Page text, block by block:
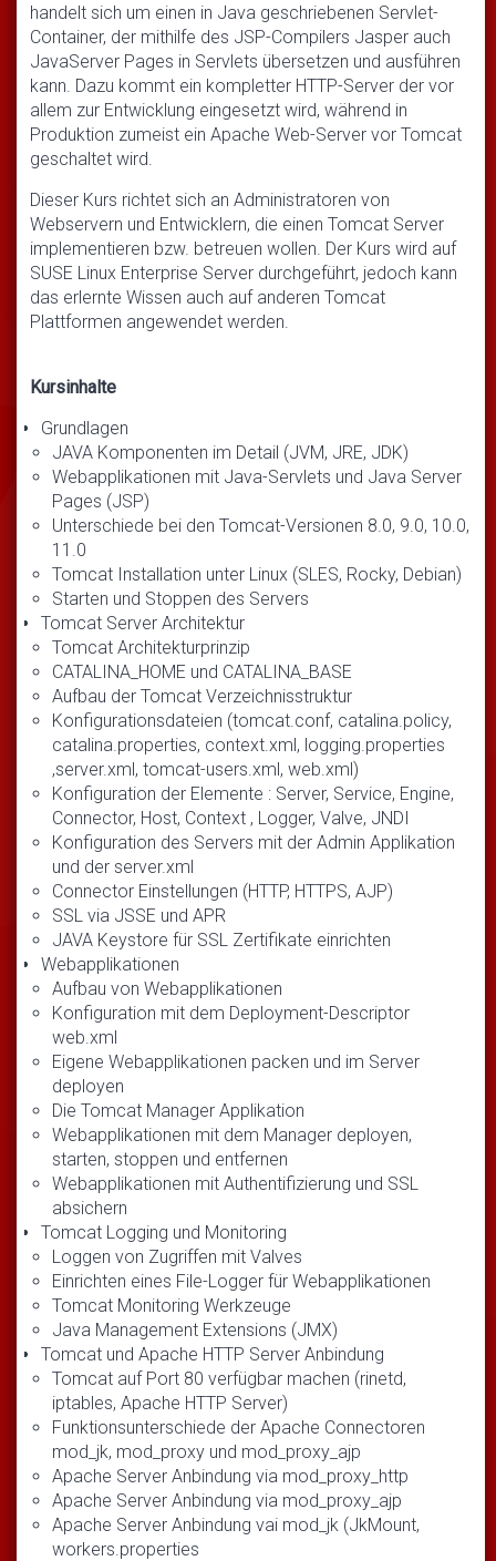
handelt sich um einen in Java geschriebenen Servlet-
Container, der mithilfe des JSP-Compilers Jasper auch
JavaServer Pages in Servlets übersetzen und ausführen
kann. Dazu kommt ein kompletter HTTP-Server der vor
allem zur Entwicklung eingesetzt wird, während in
Produktion zumeist ein Apache Web-Server vor Tomcat
geschaltet wird.
Dieser Kurs richtet sich an Administratoren von
Webservern und Entwicklern, die einen Tomcat Server
implementieren bzw. betreuen wollen. Der Kurs wird auf
SUSE Linux Enterprise Server durchgeführt, jedoch kann
das erlernte Wissen auch auf anderen Tomcat
Plattformen angewendet werden.
Kursinhalte
Grundlagen
JAVA Komponenten im Detail (JVM, JRE, JDK)
Webapplikationen mit Java-Servlets und Java Server
Pages (JSP)
Unterschiede bei den Tomcat-Versionen 8.0, 9.0, 10.0,
11.0
Tomcat Installation unter Linux (SLES, Rocky, Debian)
Starten und Stoppen des Servers
Tomcat Server Architektur
Tomcat Architekturprinzip
CATALINA_HOME und CATALINA_BASE
Aufbau der Tomcat Verzeichnisstruktur
Konfigurationsdateien (tomcat.conf, catalina.policy,
catalina.properties, context.xml, logging.properties
,server.xml, tomcat-users.xml, web.xml)
Konfiguration der Elemente : Server, Service, Engine,
Connector, Host, Context , Logger, Valve, JNDI
Konfiguration des Servers mit der Admin Applikation
und der server.xml
Connector Einstellungen (HTTP, HTTPS, AJP)
SSL via JSSE und APR
JAVA Keystore für SSL Zertifikate einrichten
Webapplikationen
Aufbau von Webapplikationen
Konfiguration mit dem Deployment-Descriptor
web.xml
Eigene Webapplikationen packen und im Server
deployen
Die Tomcat Manager Applikation
Webapplikationen mit dem Manager deployen,
starten, stoppen und entfernen
Webapplikationen mit Authentifizierung und SSL
absichern
Tomcat Logging und Monitoring
Loggen von Zugriffen mit Valves
Einrichten eines File-Logger für Webapplikationen
Tomcat Monitoring Werkzeuge
Java Management Extensions (JMX)
Tomcat und Apache HTTP Server Anbindung
Tomcat auf Port 80 verfügbar machen (rinetd,
iptables, Apache HTTP Server)
Funktionsunterschiede der Apache Connectoren
mod_jk, mod_proxy und mod_proxy_ajp
Apache Server Anbindung via mod_proxy_http
Apache Server Anbindung via mod_proxy_ajp
Apache Server Anbindung vai mod_jk (JkMount,
workers.properties